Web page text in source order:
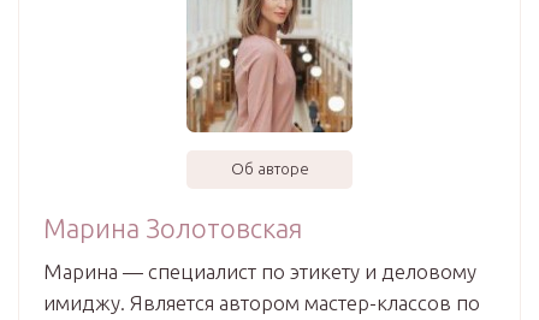
Об авторе
Марина Золотовская
Марина — специалист по этикету и деловому
имиджу. Является автором мастер-классов по